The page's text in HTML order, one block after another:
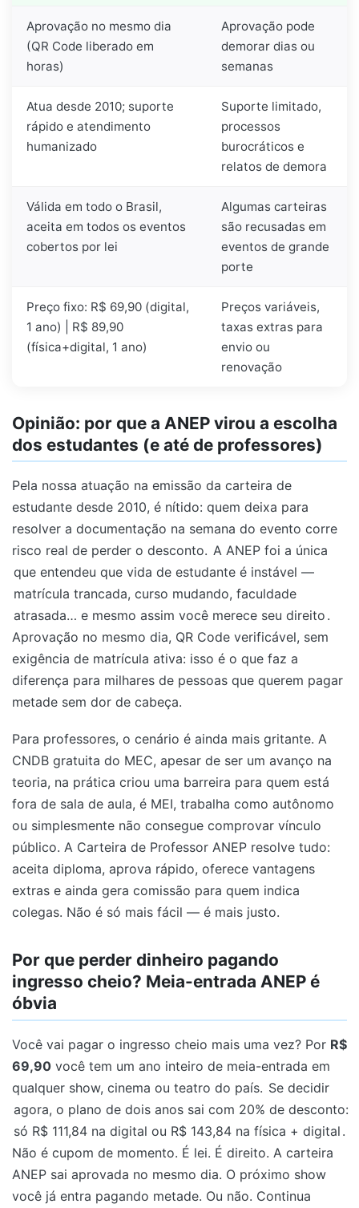
Aprovação no mesmo dia
(QR Code liberado em
horas)
Aprovação pode
demorar dias ou
semanas
Atua desde 2010; suporte
rápido e atendimento
humanizado
Suporte limitado,
processos
burocráticos e
relatos de demora
Válida em todo o Brasil,
aceita em todos os eventos
cobertos por lei
Algumas carteiras
são recusadas em
eventos de grande
porte
Preço fixo: R$ 69,90 (digital,
1 ano) | R$ 89,90
(física+digital, 1 ano)
Preços variáveis,
taxas extras para
envio ou
renovação
Opinião: por que a ANEP virou a escolha
dos estudantes (e até de professores)
Pela nossa atuação na emissão da carteira de
estudante desde 2010, é nítido: quem deixa para
resolver a documentação na semana do evento corre
risco real de perder o desconto. A ANEP foi a única
que entendeu que vida de estudante é instável —
matrícula trancada, curso mudando, faculdade
atrasada… e mesmo assim você merece seu direito .
Aprovação no mesmo dia, QR Code verificável, sem
exigência de matrícula ativa: isso é o que faz a
diferença para milhares de pessoas que querem pagar
metade sem dor de cabeça.
Para professores, o cenário é ainda mais gritante. A
CNDB gratuita do MEC, apesar de ser um avanço na
teoria, na prática criou uma barreira para quem está
fora de sala de aula, é MEI, trabalha como autônomo
ou simplesmente não consegue comprovar vínculo
público. A Carteira de Professor ANEP resolve tudo:
aceita diploma, aprova rápido, oferece vantagens
extras e ainda gera comissão para quem indica
colegas. Não é só mais fácil — é mais justo.
Por que perder dinheiro pagando
ingresso cheio? Meia-entrada ANEP é
óbvia
Você vai pagar o ingresso cheio mais uma vez? Por R$
69,90 você tem um ano inteiro de meia-entrada em
qualquer show, cinema ou teatro do país. Se decidir
agora, o plano de dois anos sai com 20% de desconto:
só R$ 111,84 na digital ou R$ 143,84 na física + digital .
Não é cupom de momento. É lei. É direito. A carteira
ANEP sai aprovada no mesmo dia. O próximo show
você já entra pagando metade. Ou não. Continua